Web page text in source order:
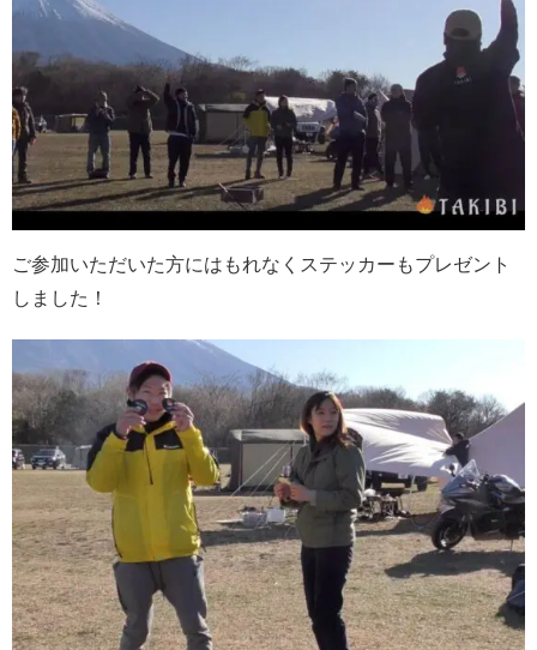
ご参加いただいた方にはもれなくステッカーもプレゼント
しました！